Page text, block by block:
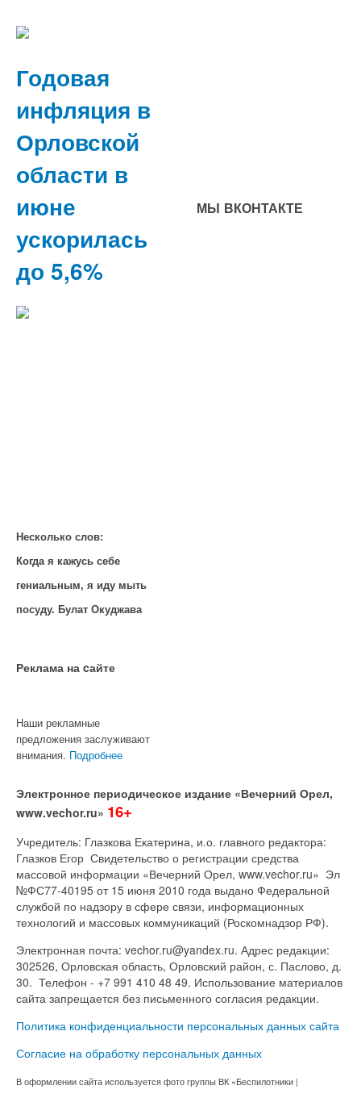
Годовая
инфляция в
Орловской
области в
июне
ускорилась
до 5,6%
Несколько слов:
Когда я кажусь себе
гениальным, я иду мыть
посуду. Булат Окуджава
Реклама на cайте
Наши рекламные
предложения заслуживают
внимания. Подробнее
МЫ ВКОНТАКТЕ
Электронное периодическое издание «Вечерний Орел,
www.vechor.ru» 16+
Учредитель: Глазкова Екатерина, и.о. главного редактора:
Глазков Егор Свидетельство о регистрации средства
массовой информации «Вечерний Орел, www.vechor.ru» Эл
№ФС77-40195 от 15 июня 2010 года выдано Федеральной
службой по надзору в сфере связи, информационных
технологий и массовых коммуникаций (Роскомнадзор РФ).
Электронная почта: vechor.ru@yandex.ru. Адрес редакции:
302526, Орловская область, Орловский район, с. Паслово, д.
30. Телефон - +7 991 410 48 49. Использование материалов
сайта запрещается без письменного согласия редакции.
Политика конфиденциальности персональных данных сайта
Согласие на обработку персональных данных
В оформлении сайта используется фото группы ВК «Беспилотники |